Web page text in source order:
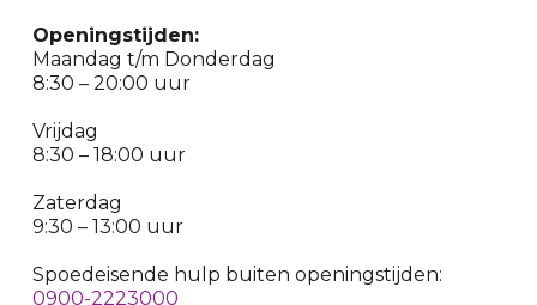
Openingstijden:
Maandag t/m Donderdag
8:30 – 20:00 uur
Vrijdag
8:30 – 18:00 uur
Zaterdag
9:30 – 13:00 uur
Spoedeisende hulp buiten openingstijden:
0900-2223000